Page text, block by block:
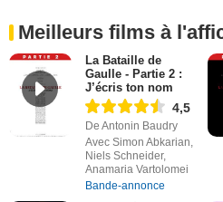
Meilleurs films à
La Bataille de
Gaulle - Partie 2 :
J’écris ton nom
4,5
De Antonin Baudry
Avec Simon Abkarian,
Niels Schneider,
Anamaria Vartolomei
Bande-annonce